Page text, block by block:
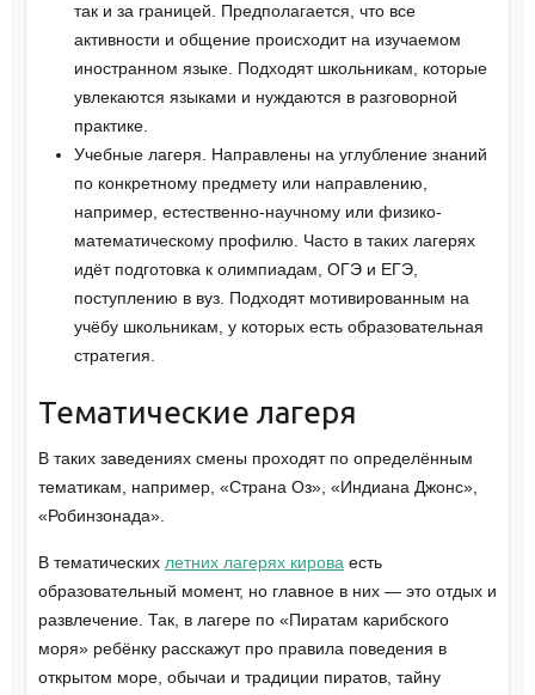
так и за границей. Предполагается, что все
активности и общение происходит на изучаемом
иностранном языке. Подходят школьникам, которые
увлекаются языками и нуждаются в разговорной
практике.
Учебные лагеря. Направлены на углубление знаний
по конкретному предмету или направлению,
например, естественно-научному или физико-
математическому профилю. Часто в таких лагерях
идёт подготовка к олимпиадам, ОГЭ и ЕГЭ,
поступлению в вуз. Подходят мотивированным на
учёбу школьникам, у которых есть образовательная
стратегия.
Тематические лагеря
В таких заведениях смены проходят по определённым
тематикам, например, «Страна Оз», «Индиана Джонс»,
«Робинзонада».
В тематических летних лагерях кирова есть
образовательный момент, но главное в них — это отдых и
развлечение. Так, в лагере по «Пиратам карибского
моря» ребёнку расскажут про правила поведения в
открытом море, обычаи и традиции пиратов, тайну